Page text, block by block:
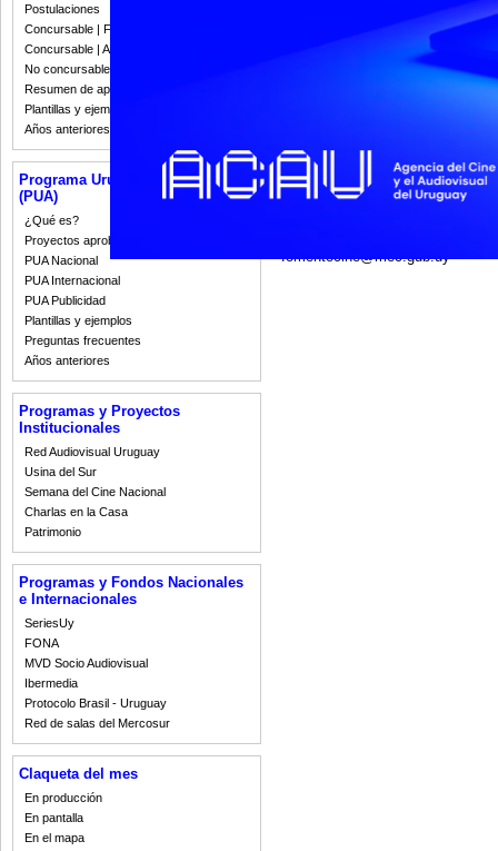
Postulaciones
Concursable | Fallos 2023
Concursable | Actas y Resoluciones
No concursable | Actas y Resoluciones
Resumen de apoyos 2008-2022
Plantillas y ejemplos
Años anteriores
Programa Uruguay Audiovisual
(PUA)
¿Qué es?
Proyectos aprobados
PUA Nacional
PUA Internacional
PUA Publicidad
Plantillas y ejemplos
Preguntas frecuentes
Años anteriores
Programas y Proyectos
Institucionales
Red Audiovisual Uruguay
Usina del Sur
Semana del Cine Nacional
Charlas en la Casa
Patrimonio
Programas y Fondos Nacionales
e Internacionales
SeriesUy
FONA
MVD Socio Audiovisual
Ibermedia
Protocolo Brasil - Uruguay
Red de salas del Mercosur
Claqueta del mes
En producción
En pantalla
En el mapa
PRODUCCIÓN
PRODUCCIÓN SERIE TV
Ley de Cine (Ley Nº 18.284 y
N°18.284 y normativas
los aportes eventuales de otras
fomentocine@mec.gub.uy